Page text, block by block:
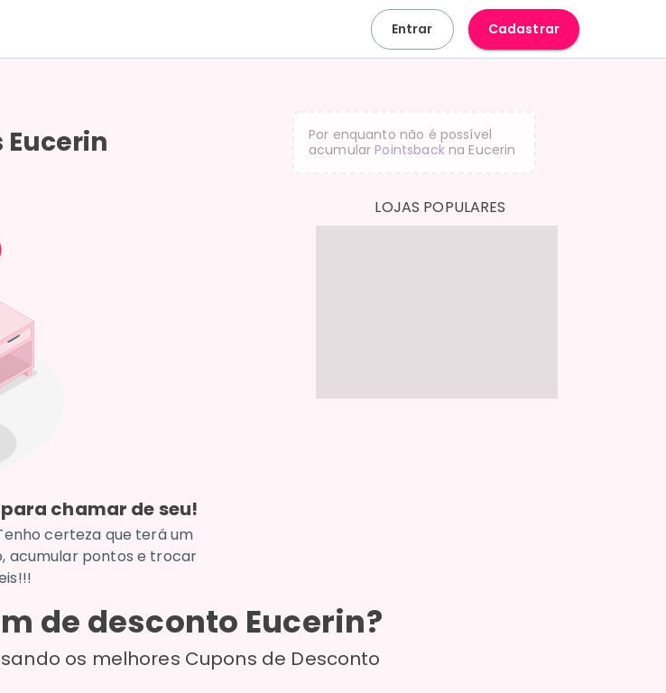
Entrar Cadastrar
Por enquanto não é possível
acumular Pointsbackna Eucerin
chamar de seu!
certeza que terá um
acumular pontos e trocar
LOJAS POPULARES
de desconto Eucerin?
os melhores Cupons de Desconto